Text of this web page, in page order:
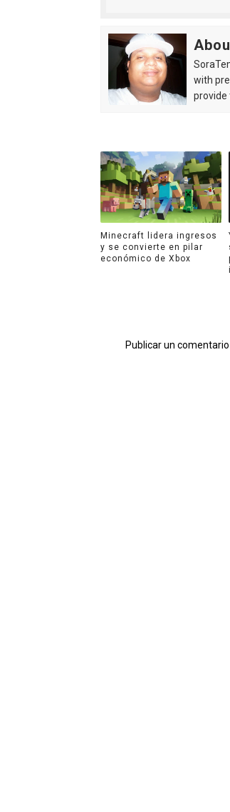
with
provide
Minecraft lidera ingresos
y se convierte en pilar
económico de Xbox
Publicar un comentario